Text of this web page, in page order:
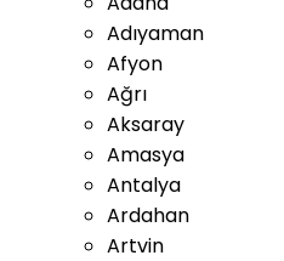
Adıyaman
Afyon
Ağrı
Aksaray
Amasya
Antalya
Ardahan
Artvin